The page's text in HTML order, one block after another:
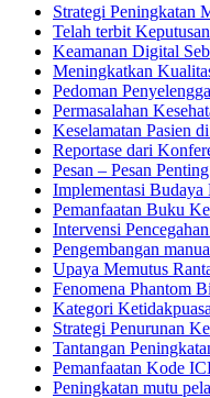
Strategi Peningkatan
Telah terbit
Keamanan Digital
Meningkatkan
Pedoman
Permasalahan
Keselamatan Pasien
Reportase dari
Pesan – Pesan
Implementasi Budaya
Pemanfaatan Buku
Intervensi
Pengembangan
Upaya Memutus
Fenomena Phantom
Kategori
Strategi Penurunan
Tantangan
Pemanfaatan Kode
Peningkatan mutu